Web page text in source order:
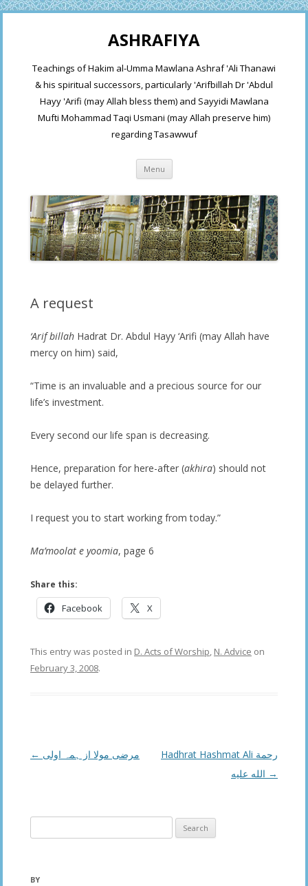
ASHRAFIYA
Teachings of Hakim al-Umma Mawlana Ashraf 'Ali Thanawi
& his spiritual successors, particularly 'Arifbillah Dr 'Abdul
Hayy 'Arifi (may Allah bless them) and Sayyidi Mawlana
Mufti Mohammad Taqi Usmani (may Allah preserve him)
regarding Tasawwuf
Menu Skip
content
A request
‘Arif billah Hadrat Dr. Abdul Hayy ‘Arifi (may Allah have
mercy on him) said,
“Time is an invaluable and a precious source for our
life’s investment.
Every second our life span is decreasing.
Hence, preparation for here-after (akhira) should not
be delayed further.
I request you to start working from today.”
Ma’moolat e yoomia, page 6
Share this:
Facebook X
This entry was posted in D. Acts of Worship N. Advice on
February 3, 2008.
Post
← مرضی مولا از ہمہ اولی
Hadhrat Hashmat Ali رحمة
→
for:
BY